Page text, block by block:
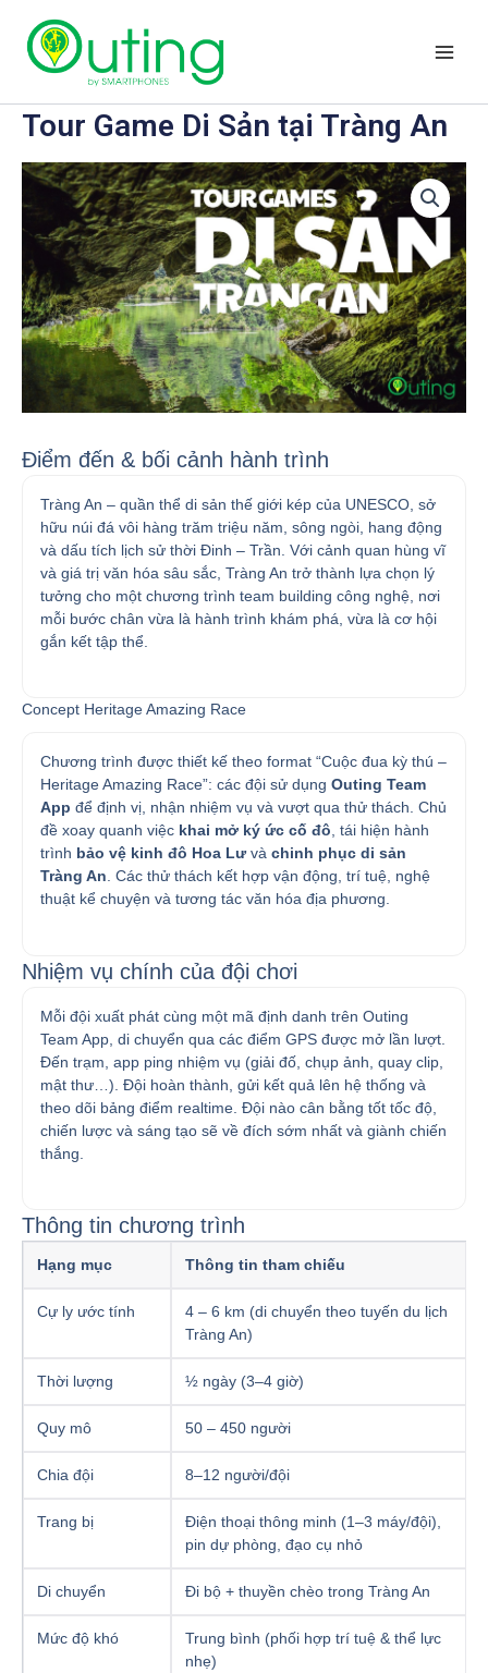
Menu
Tour Game Di Sản tại Tràng An
Điểm đến & bối cảnh hành trình
Tràng An – quần thể di sản thế giới kép của UNESCO, sở
hữu núi đá vôi hàng trăm triệu năm, sông ngòi, hang động
và dấu tích lịch sử thời Đinh – Trần. Với cảnh quan hùng vĩ
và giá trị văn hóa sâu sắc, Tràng An trở thành lựa chọn lý
tưởng cho một chương trình team building công nghệ, nơi
mỗi bước chân vừa là hành trình khám phá, vừa là cơ hội
gắn kết tập thể.
Concept Heritage Amazing Race
Chương trình được thiết kế theo format “Cuộc đua kỳ thú –
Heritage Amazing Race”: các đội sử dụng Outing Team
App để định vị, nhận nhiệm vụ và vượt qua thử thách. Chủ
đề xoay quanh việc khai mở ký ức cố đô , tái hiện hành
trình bảo vệ kinh đô Hoa Lưvà chinh phục di sản
Tràng An . Các thử thách kết hợp vận động, trí tuệ, nghệ
thuật kể chuyện và tương tác văn hóa địa phương.
Nhiệm vụ chính của đội chơi
Mỗi đội xuất phát cùng một mã định danh trên Outing
Team App, di chuyển qua các điểm GPS được mở lần lượt.
Đến trạm, app ping nhiệm vụ (giải đố, chụp ảnh, quay clip,
mật thư…). Đội hoàn thành, gửi kết quả lên hệ thống và
theo dõi bảng điểm realtime. Đội nào cân bằng tốt tốc độ,
chiến lược và sáng tạo sẽ về đích sớm nhất và giành chiến
thắng.
Thông tin chương trình
Hạng mục Thông tin tham chiếu
Cự ly ước tính
4 – 6 km (di chuyển theo tuyến du lịch
Tràng An)
Thời lượng ½ ngày (3–4 giờ)
Quy mô 50 – 450 người
Chia đội 8–12 người/đội
Trang bị
Điện thoại thông minh (1–3 máy/đội),
pin dự phòng, đạo cụ nhỏ
Di chuyển Đi bộ + thuyền chèo trong Tràng An
Mức độ khó
Trung bình (phối hợp trí tuệ & thể lực
nhẹ)